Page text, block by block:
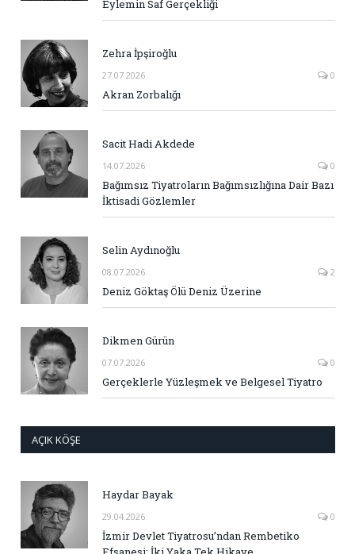
Eylemin Saf Gerçekliği
Zehra İpşiroğlu
27.07.2026 0
Akran Zorbalığı
Sacit Hadi Akdede
14.07.2026 0
Bağımsız Tiyatroların Bağımsızlığına Dair Bazı
İktisadi Gözlemler
Selin Aydınoğlu
08.07.2026 2
Deniz Göktaş Ölü Deniz Üzerine
Dikmen Gürün
07.07.2026 0
Gerçeklerle Yüzleşmek ve Belgesel Tiyatro
AÇIK KÖŞE
Haydar Bayak
29.04.2026 0
İzmir Devlet Tiyatrosu’ndan Rembetiko